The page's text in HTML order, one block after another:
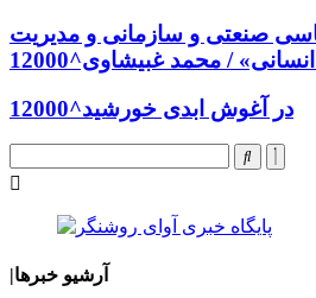
صنعتی و سازمانی و مدیریت
/ محمد غبیشاوی^12000
در آغوش ابدی خورشید^12000
|آرشیو خبرها